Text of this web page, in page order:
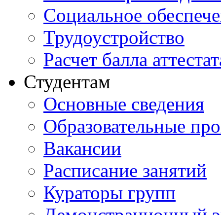
Социальное
Трудоустройство
Расчет балла
Студентам
Основные сведения
Образовательные
Вакансии
Расписание занятий
Кураторы групп